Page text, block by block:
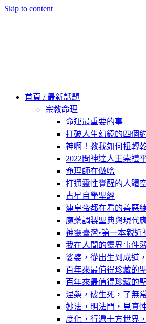
Skip to content
首頁 / 最新話題
宗教命理
命運最重要的事
打破人生幻鏡的四個
神啊！教我如何扭轉
2022問神達人王崇禮
命理師在做啥
打通靈性覺醒的人體
占星自學聖經
連皇帝都在看的善惡
魔藥調製聖典與現代
神靈臺灣•第一本親近
我在人間的靈界事件
娑婆，從出生到成道
百年來最值得珍藏的
百年來最值得珍藏的
涅槃，破生死，了無
妙法，明法門，見真
度化，行遍十方世界